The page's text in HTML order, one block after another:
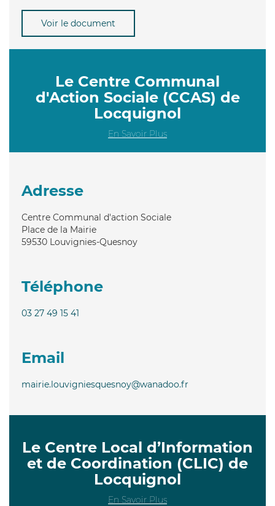
Voir le document
Le Centre Communal
d'Action Sociale (CCAS) de
Locquignol
En Savoir Plus
Adresse
Centre Communal d'action Sociale
Place de la Mairie
59530 Louvignies-Quesnoy
Téléphone
03 27 49 15 41
Email
mairie.louvigniesquesnoy@wanadoo.fr
Le Centre Local d’Information
et de Coordination (CLIC) de
Locquignol
En Savoir Plus